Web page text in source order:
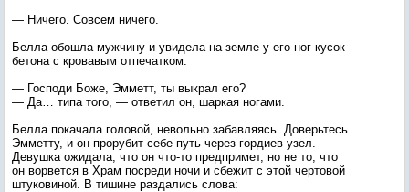
— Ничего. Совсем ничего.
Белла обошла мужчину и увидела на земле у его ног кусок
бетона с кровавым отпечатком.
— Господи Боже, Эмметт, ты выкрал его?
— Да… типа того, — ответил он, шаркая ногами.
Белла покачала головой, невольно забавляясь. Доверьтесь
Эмметту, и он прорубит себе путь через гордиев узел.
Девушка ожидала, что он что-то предпримет, но не то, что
он ворвется в Храм посреди ночи и сбежит с этой чертовой
штуковиной. В тишине раздались слова: